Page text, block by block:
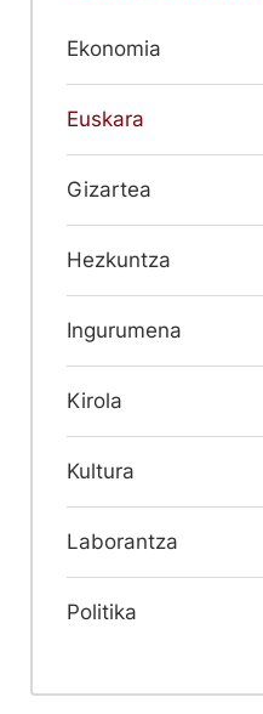
Ekonomia
Euskara
Gizartea
Hezkuntza
Ingurumena
Kirola
Kultura
Laborantza
Politika